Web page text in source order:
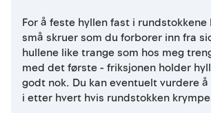
For å feste hyllen fast i rundstokkene
små skruer som du forborer inn fra
hullene like trange som hos meg
med det første - friksjonen holder
godt nok. Du kan eventuelt vurdere
i etter hvert hvis rundstokken